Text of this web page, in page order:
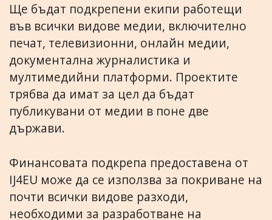
Ще бъдат подкрепени екипи работещи
във всички видове медии, включително
печат, телевизионни, онлайн медии,
документална журналистика и
мултимедийни платформи. Проектите
трябва да имат за цел да бъдат
публикувани от медии в поне две
държави.
Финансовата подкрепа предоставена от
IJ4EU може да се използва за покриване на
почти всички видове разходи,
необходими за разработване на